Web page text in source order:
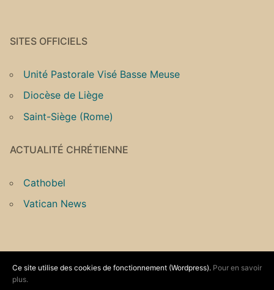
SITES OFFICIELS
Unité Pastorale Visé Basse Meuse
Diocèse de Liège
Saint-Siège (Rome)
ACTUALITÉ CHRÉTIENNE
Cathobel
Vatican News
Ce site utilise des cookies de fonctionnement (Wordpress). Pour en savoir
plus.